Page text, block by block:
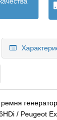
/ Peugeot